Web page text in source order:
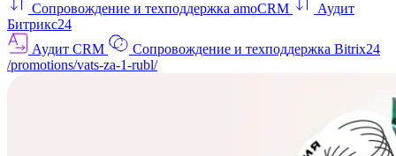
Сопровождение и техподдержка amoCRM
Аудит
Битрикс24
Аудит CRM
Сопровождение и техподдержка Bitrix24
/promotions/vats-za-1-rubl/